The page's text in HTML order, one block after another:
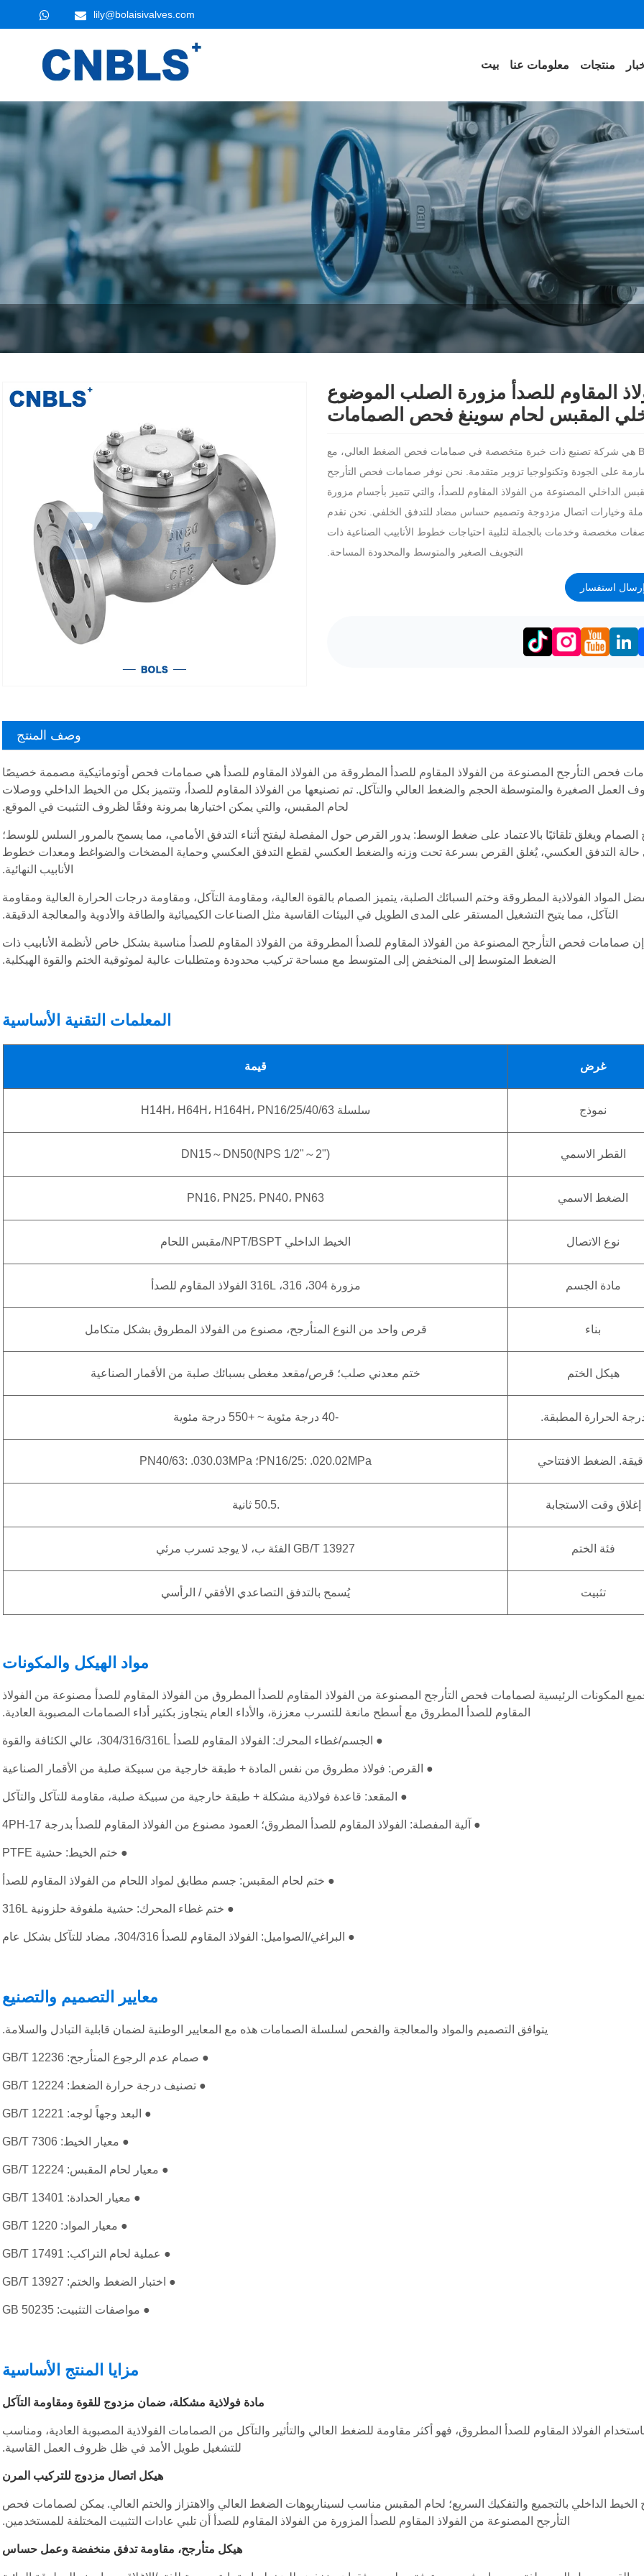
lily@bolaisivalves.com
بيت معلومات عنا منتجات
المقاوم للصدأ مزورة الصلب الموضوع
المقبس لحام سوينغ فحص الصمامات
Bolaisi هي شركة تصنيع ذات خبرة متخصصة في صمامات فحص الضغط العالي، مع
على الجودة وتكنولوجيا تزوير متقدمة. نحن نوفر صمامات فحص التأرجح
الداخلي المصنوعة من الفولاذ المقاوم للصدأ، والتي تتميز بأجسام مزورة
وخيارات اتصال مزدوجة وتصميم حساس مضاد للتدفق الخلفي. نحن نقدم
مخصصة وخدمات بالجملة لتلبية احتياجات خطوط الأنابيب الصناعية ذات
التجويف الصغير والمتوسط ​​والمحدودة المساحة.
استفسار
LinkedIn
وصف المنتج
فحص التأرجح المصنوعة من الفولاذ المقاوم للصدأ المطروقة من الفولاذ المقاوم للصدأ هي صمامات فحص أوتوماتيكية مصممة خصيصًا
العمل الصغيرة والمتوسطة الحجم والضغط العالي والتآكل. تم تصنيعها من الفولاذ المقاوم للصدأ، وتتميز بكل من الخيط الداخلي ووصلات
لحام المقبس، والتي يمكن اختيارها بمرونة وفقًا لظروف التثبيت في الموقع.
الصمام ويغلق تلقائيًا بالاعتماد على ضغط الوسط: يدور القرص حول المفصلة ليفتح أثناء التدفق الأمامي، مما يسمح بالمرور السلس للوسط؛
التدفق العكسي، يُغلق القرص بسرعة تحت وزنه والضغط العكسي لقطع التدفق العكسي وحماية المضخات والضواغط ومعدات خطوط
الأنابيب النهائية.
المواد الفولاذية المطروقة وختم السبائك الصلبة، يتميز الصمام بالقوة العالية، ومقاومة التآكل، ومقاومة درجات الحرارة العالية ومقاومة
التآكل، مما يتيح التشغيل المستقر على المدى الطويل في البيئات القاسية مثل الصناعات الكيميائية والطاقة والأدوية والمعالجة الدقيقة.
إن صمامات فحص التأرجح المصنوعة من الفولاذ المقاوم للصدأ المطروقة من الفولاذ المقاوم للصدأ مناسبة بشكل خاص لأنظمة الأنابيب ذات
الضغط المتوسط ​​إلى المنخفض إلى المتوسط ​​مع مساحة تركيب محدودة ومتطلبات عالية لموثوقية الختم والقوة الهيكلية.
المعلمات التقنية الأساسية
غرض قيمة
نموذج سلسلة H14H، H64H، H164H، PN16/25/40/63
القطر الاسمي DN15～DN50(NPS 1/2"～2")
الضغط الاسمي PN16، PN25، PN40، PN63
نوع الاتصال الخيط الداخلي NPT/BSPT/مقبس اللحام
مادة الجسم مزورة 304، 316، 316L الفولاذ المقاوم للصدأ
بناء قرص واحد من النوع المتأرجح، مصنوع من الفولاذ المطروق بشكل متكامل
هيكل الختم ختم معدني صلب؛ قرص/مقعد مغطى بسبائك صلبة من الأقمار الصناعية
الحرارة المطبقة. -40 درجة مئوية ~ +550 درجة مئوية
الضغط الافتتاحي PN16/25: .020.02MPa؛ PN40/63: .030.03MPa
إغلاق وقت الاستجابة .50.5 ثانية
فئة الختم GB/T 13927 الفئة ب، لا يوجد تسرب مرئي
تثبيت يُسمح بالتدفق التصاعدي الأفقي / الرأسي
مواد الهيكل والمكونات
المكونات الرئيسية لصمامات فحص التأرجح المصنوعة من الفولاذ المقاوم للصدأ المطروق من الفولاذ المقاوم للصدأ مصنوعة من الفولاذ
المقاوم للصدأ المطروق مع أسطح مانعة للتسرب معززة، والأداء العام يتجاوز بكثير أداء الصمامات المصبوبة العادية.
● الجسم/غطاء المحرك: الفولاذ المقاوم للصدأ 304/316/316L، عالي الكثافة والقوة
● القرص: فولاذ مطروق من نفس المادة + طبقة خارجية من سبيكة صلبة من الأقمار الصناعية
● المقعد: قاعدة فولاذية مشكلة + طبقة خارجية من سبيكة صلبة، مقاومة للتآكل والتآكل
● آلية المفصلة: الفولاذ المقاوم للصدأ المطروق؛ العمود مصنوع من الفولاذ المقاوم للصدأ بدرجة 17-4PH
● ختم الخيط: حشية PTFE
● ختم لحام المقبس: جسم مطابق لمواد اللحام من الفولاذ المقاوم للصدأ
● ختم غطاء المحرك: حشية ملفوفة حلزونية 316L
● البراغي/الصواميل: الفولاذ المقاوم للصدأ 304/316، مضاد للتآكل بشكل عام
معايير التصميم والتصنيع
يتوافق التصميم والمواد والمعالجة والفحص لسلسلة الصمامات هذه مع المعايير الوطنية لضمان قابلية التبادل والسلامة.
● صمام عدم الرجوع المتأرجح: GB/T 12236
● تصنيف درجة حرارة الضغط: GB/T 12224
● البعد وجهاً لوجه: GB/T 12221
● معيار الخيط: GB/T 7306
● معيار لحام المقبس: GB/T 12224
● معيار الحدادة: GB/T 13401
● معيار المواد: GB/T 1220
● عملية لحام التراكب: GB/T 17491
● اختبار الضغط والختم: GB/T 13927
● مواصفات التثبيت: GB 50235
مزايا المنتج الأساسية
مادة فولاذية مشكلة، ضمان مزدوج للقوة ومقاومة التآكل
الفولاذ المقاوم للصدأ المطروق، فهو أكثر مقاومة للضغط العالي والتأثير والتآكل من الصمامات الفولاذية المصبوبة العادية، ومناسب
للتشغيل طويل الأمد في ظل ظروف العمل القاسية.
هيكل اتصال مزدوج للتركيب المرن
الداخلي بالتجميع والتفكيك السريع؛ لحام المقبس مناسب لسيناريوهات الضغط العالي والاهتزاز والختم العالي. يمكن لصمامات فحص
التأرجح المصنوعة من الفولاذ المقاوم للصدأ المزورة من الفولاذ المقاوم للصدأ أن تلبي عادات التثبيت المختلفة للمستخدمين.
هيكل متأرجح، مقاومة تدفق منخفضة وعمل حساس